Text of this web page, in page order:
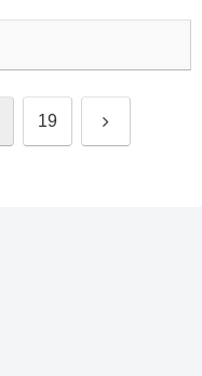
19 次